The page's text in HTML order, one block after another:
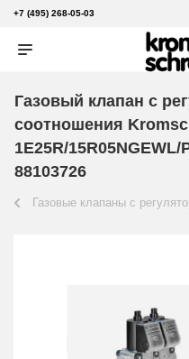
+7 (495) 268-05-03
Газовый клапан с
соотношения
1E25R/15R05NGEWL/
88103726
Газовые клапаны с